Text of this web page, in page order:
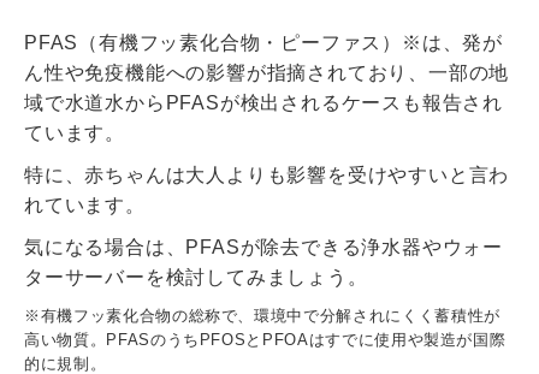
PFAS（有機フッ素化合物・ピーファス）※は、発が
ん性や免疫機能への影響が指摘されており、一部の地
域で水道水からPFASが検出されるケースも報告され
ています。
特に、赤ちゃんは大人よりも影響を受けやすいと言わ
れています。
気になる場合は、PFASが除去できる浄水器やウォー
ターサーバーを検討してみましょう。
※有機フッ素化合物の総称で、環境中で分解されにくく蓄積性が
高い物質。PFASのうちPFOSとPFOAはすでに使用や製造が国際
的に規制。